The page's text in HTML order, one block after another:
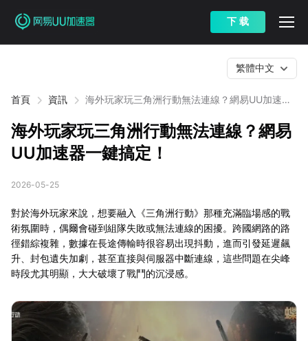
下 载
首頁 資訊
海外玩家玩三角洲行動無法連線？網易UU加速器
繁體中文
海外玩家玩三角洲行動無法連線？網易
UU加速器一鍵搞定！
2026-05-25
對於海外玩家來說，想要融入《三角洲行動》那種充滿臨場感的戰
術氛圍時，偶爾會碰到組隊失敗或無法連線的困擾。跨國網路的路
徑錯綜複雜，數據在長途傳輸時很容易出現抖動，進而引發延遲飆
升、封包遺失加劇，甚至直接與伺服器中斷連線，這些問題在尖峰
時段尤其明顯，大大破壞了戰鬥的沉浸感。